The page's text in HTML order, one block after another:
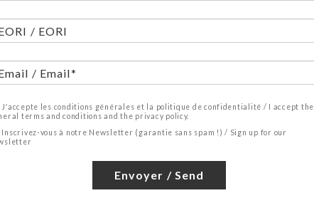
J′accepte les conditions générales et la politique de confidentialité / I accept the
terms and conditions and the privacy policy.
Inscrivez-vous à notre Newsletter (garantie sans spam !) / Sign up for our
Envoyer / Send